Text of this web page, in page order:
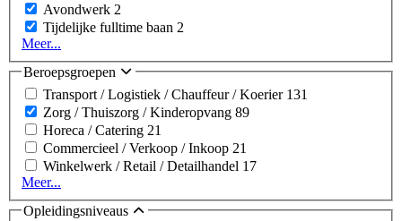
Avondwerk 2
Tijdelijke fulltime baan 2
Meer...
Beroepsgroepen
Transport / Logistiek / Chauffeur / Koerier 131
Zorg / Thuiszorg / Kinderopvang 89
Horeca / Catering 21
Commercieel / Verkoop / Inkoop 21
Winkelwerk / Retail / Detailhandel 17
Meer...
Opleidingsniveaus